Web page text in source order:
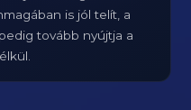
is jól telít, a
tovább nyújtja a